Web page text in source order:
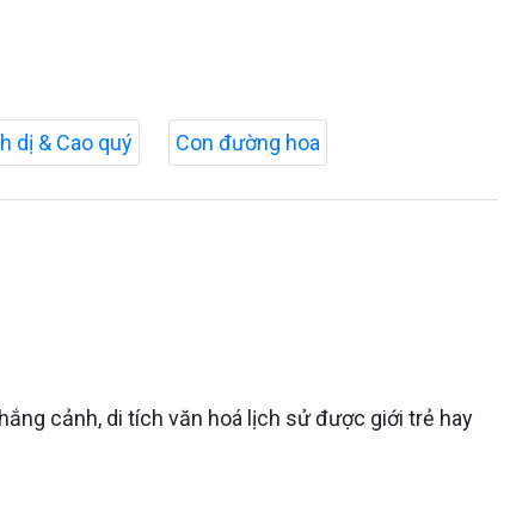
dị & Cao quý Con đường hoa
cảnh, di tích văn hoá lịch sử được giới trẻ hay